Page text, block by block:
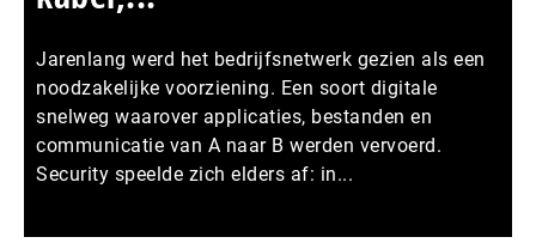
Jarenlang werd het bedrijfsnetwerk gezien als een
noodzakelijke voorziening. Een soort digitale
snelweg waarover applicaties, bestanden en
communicatie van A naar B werden vervoerd.
Security speelde zich elders af: in...